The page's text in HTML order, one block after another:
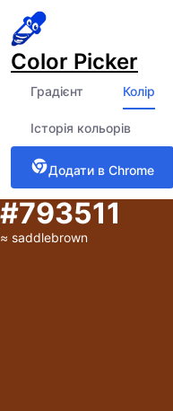
Color Picker
Градієнт Колір
Історія кольорів
Додати в Chrome
#793511
≈ saddlebrown